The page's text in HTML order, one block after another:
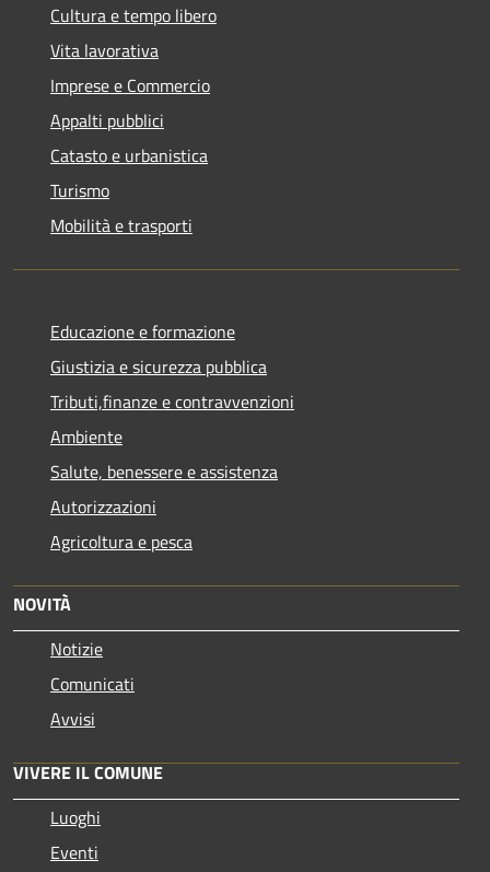
Cultura e tempo libero
Vita lavorativa
Imprese e Commercio
Appalti pubblici
Catasto e urbanistica
Turismo
Mobilità e trasporti
Educazione e formazione
Giustizia e sicurezza pubblica
Tributi,finanze e contravvenzioni
Ambiente
Salute, benessere e assistenza
Autorizzazioni
Agricoltura e pesca
NOVITÀ
Notizie
Comunicati
Avvisi
VIVERE IL COMUNE
Luoghi
Eventi